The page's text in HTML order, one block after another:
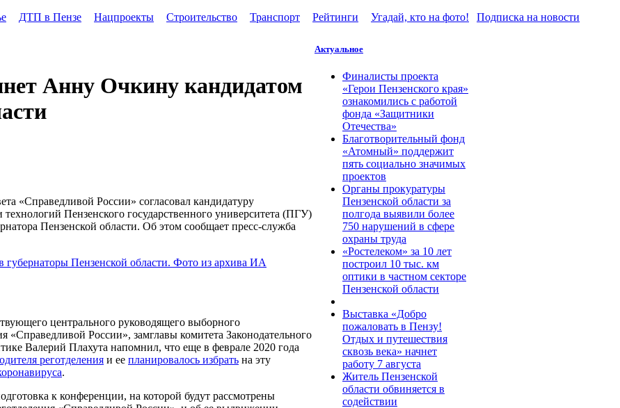
ДТП в Пензе Нацпроекты Строительство Транспорт Рейтинги Угадай, кто на фото! Подписка на новости
Анну Очкину кандидатом
«Справедливой России» согласовал кандидатуру
Пензенского государственного университета (ПГУ)
Пензенской области. Об этом сообщает пресс-служба
центрального руководящего выборного
«Справедливой России», замглавы комитета Законодательного
Валерий Плахута напомнил, что еще в феврале 2020 года
реготделения и ее планировалось избрать на эту
.
к конференции, на которой будут рассмотрены
Актуальное
Финалисты проекта
«Герои Пензенского края»
ознакомились с работой
фонда «Защитники
Отечества»
Благотворительный фонд
«Атомный» поддержит
пять социально значимых
проектов
Органы прокуратуры
Пензенской области за
полгода выявили более
750 нарушений в сфере
охраны труда
«Ростелеком» за 10 лет
построил 10 тыс. км
оптики в частном секторе
Пензенской области
Выставка «Добро
пожаловать в Пензу!
Отдых и путешествия
сквозь века» начнет
работу 7 августа
Житель Пензенской
области обвиняется в
содействии